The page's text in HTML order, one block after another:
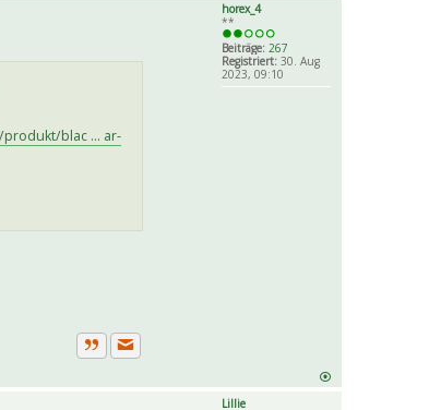
horex_4
**
Beiträge: 267
Registriert: 30. Aug
2023, 09:10
blac ... ar-
ZitatPrivate Nachricht senden
Lillie